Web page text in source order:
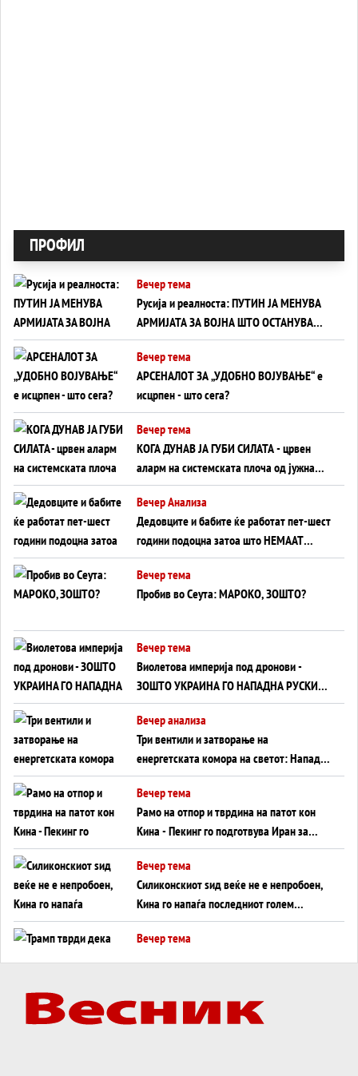
ПРОФИЛ
Вечер тема
Русија и реалноста: ПУТИН ЈА МЕНУВА
АРМИЈАТА ЗА ВОЈНА ШТО ОСТАНУВА
БЕЗ ФРОНТ
Вечер тема
АРСЕНАЛОТ ЗА „УДОБНО ВОЈУВАЊЕ“ е
исцрпен - што сега?
Вечер тема
КОГА ДУНАВ ЈА ГУБИ СИЛАТА - црвен
аларм на системската плоча од јужна
Германија до Црното Море...
Вечер Анализа
Дедовците и бабите ќе работат пет-шест
години подоцна затоа што НЕМААТ
ВНУЦИ ДА ГИ ЗАМЕНАТ
Вечер тема
Пробив во Сеута: МАРОКО, ЗОШТО?
Вечер тема
Виолетова империја под дронови -
ЗОШТО УКРАИНА ГО НАПАДНА РУСКИОТ
WILDBERRIES
Вечер анализа
Три вентили и затворање на
енергетската комора на светот: Нападот
во Суец најавува глобален енергетски
инфаркт?
Вечер тема
Рамо на отпор и тврдина на патот кон
Кина - Пекинг го подготвува Иран за
американска копнена инвазија
Вечер тема
Силиконскиот ѕид веќе не е непробоен,
Кина го напаѓа последниот голем
монопол на Западот?
Вечер тема
Вечер тема
ДЛАБОКО УДОЛУ: Сметководствените